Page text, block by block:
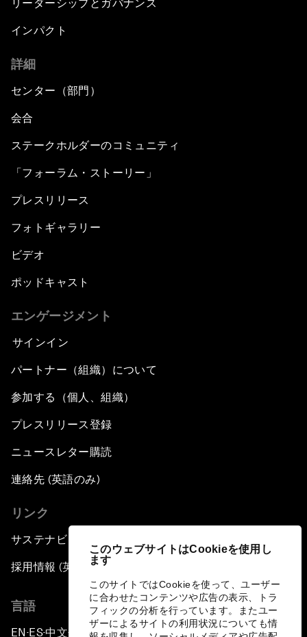
このウェブサイトはCookieを使用し
ます
このサイトではCookieを使って、ユーザー
に合わせたコンテンツや広告の表示、トラ
フィックの分析を行っています。またユー
ザーによるサイトの利用状況についても情
リーダーシップとガバナンス
インパクト
詳細
センター（部門）
会合
ステークホルダーのコミュニティ
「フォーラム・ストーリー」
プレスリリース
フォトギャラリー
ビデオ
ポッドキャスト
エンゲージメント
サインイン
パートナー（組織）について
参加する（個人、組織）
プレスリリース登録
ニュースレター購読
連絡先 (英語のみ)
リンク
サステナビリティへの取り組み
採用情報 (英語のみ)
言語
EN ▪ ES▪中文▪ 日本語